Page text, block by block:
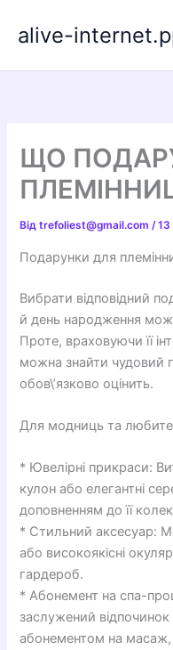
alive-
ЩО
Відtrefoliest@gmail.com/13
Подарунки для
Вибрати відповідний
й день народження
Проте, враховуючи її
можна знайти чудовий
обов\’язково оцінить.
Для модниць та
* Ювелірні прикраси:
кулон або елегантні
доповненням до її
* Стильний аксесуар:
або високоякісні
гардероб.
* Абонемент на спа-
заслужений
абонементом на масаж,